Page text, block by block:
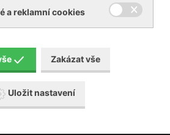
a reklamní cookies
Zakázat vše
Uložit nastavení